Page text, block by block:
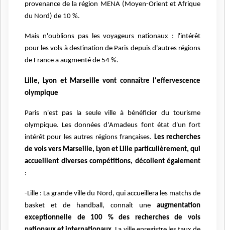
provenance de la région MENA (Moyen-Orient et Afrique
du Nord) de 10 %.
Mais n'oublions pas les voyageurs nationaux : l'intérêt
pour les vols à destination de Paris depuis d'autres régions
de France a augmenté de 54 %.
Lille, Lyon et Marseille vont connaître l'effervescence
olympique
Paris n'est pas la seule ville à bénéficier du tourisme
olympique. Les données d'Amadeus font état d'un fort
intérêt pour les autres régions françaises. Les recherches
de vols vers Marseille, Lyon et Lille particulièrement, qui
accueillent diverses compétitions, décollent également
:
-Lille : La grande ville du Nord, qui accueillera les matchs de
basket et de handball, connaît une augmentation
exceptionnelle de 100 % des recherches de vols